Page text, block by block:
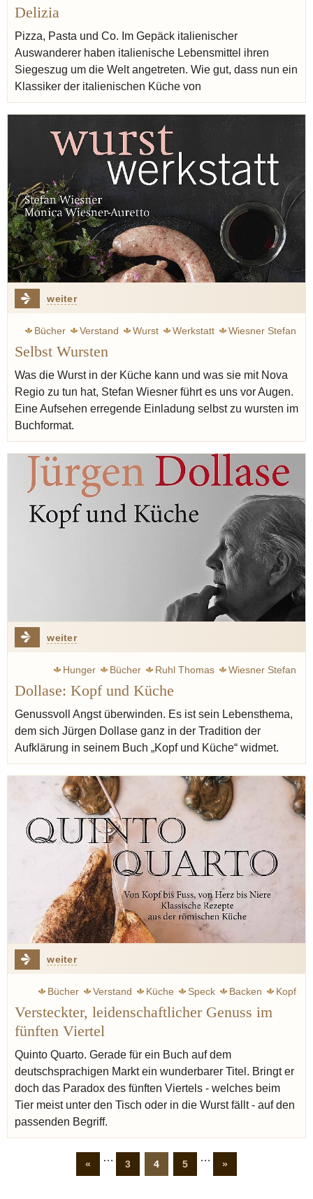
Delizia
Pizza, Pasta und Co. Im Gepäck italienischer
Auswanderer haben italienische Lebensmittel ihren
Siegeszug um die Welt angetreten. Wie gut, dass nun ein
Klassiker der italienischen Küche von
weiter
Bücher Verstand Wurst Werkstatt
Wiesner Stefan
Rössli
Pfeffer
Nova Regio
Elemente Avantgarde Fleisch
Selbst Wursten
Was die Wurst in der Küche kann und was sie mit Nova
Regio zu tun hat, Stefan Wiesner führt es uns vor Augen.
Eine Aufsehen erregende Einladung selbst zu wursten im
Buchformat.
weiter
Hunger Bücher Ruhl Thomas
Wiesner Stefan
Menchon Eric
Wissler Joachim
Mäeutik
Aufklärung Bretagne Normandie
Dollase: Kopf und Küche
Genussvoll Angst überwinden. Es ist sein Lebensthema,
dem sich Jürgen Dollase ganz in der Tradition der
Aufklärung in seinem Buch „Kopf und Küche“ widmet.
weiter
Bücher Verstand Küche Speck Backen
Kopf
Herz
Magen Wurst Wiesner Stefan Leber
Versteckter, leidenschaftlicher Genuss im
fünften Viertel
Quinto Quarto. Gerade für ein Buch auf dem
deutschsprachigen Markt ein wunderbarer Titel. Bringt er
doch das Paradox des fünften Viertels - welches beim
Tier meist unter den Tisch oder in die Wurst fällt - auf den
passenden Begriff.
«
…
3 4 5
…
»